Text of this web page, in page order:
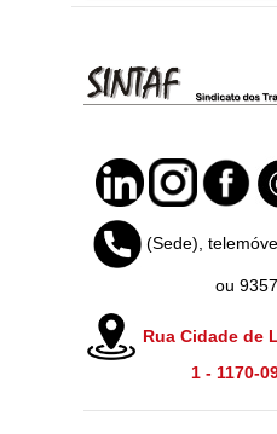
(Sede),
ou
Rua Cidade de
1 - 1170-